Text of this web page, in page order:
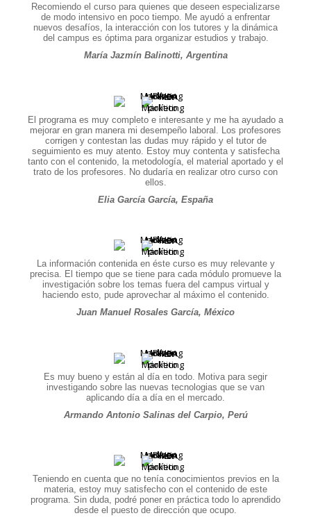
Recomiendo el curso para quienes que deseen especializarse
de modo intensivo en poco tiempo. Me ayudó a enfrentar
nuevos desafíos, la interacción con los tutores y la dinámica
del campus es óptima para organizar estudios y trabajo.
María Jazmín Balinotti, Argentina
El programa es muy completo e interesante y me ha ayudado a
mejorar en gran manera mi desempeño laboral. Los profesores
corrigen y contestan las dudas muy rápido y el tutor de
seguimiento es muy atento. Estoy muy contenta y satisfecha
tanto con el contenido, la metodología, el material aportado y el
trato de los profesores. No dudaría en realizar otro curso con
ellos.
Elia García García, España
La información contenida en éste curso es muy relevante y
precisa. El tiempo que se tiene para cada módulo promueve la
investigación sobre los temas fuera del campus virtual y
haciendo esto, pude aprovechar al máximo el contenido.
Juan Manuel Rosales García, México
Es muy bueno y están al día en todo. Motiva para segir
investigando sobre las nuevas tecnologias que se van
aplicando día a día en el mercado.
Armando Antonio Salinas del Carpio, Perú
Teniendo en cuenta que no tenía conocimientos previos en la
materia, estoy muy satisfecho con el contenido de este
programa. Sin duda, podré poner en práctica todo lo aprendido
desde el puesto de dirección que ocupo.